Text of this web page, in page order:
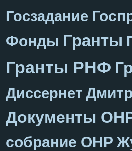
Госзадание
Фонды Гранты
Гранты РНФ
Диссернет
Документы
собрание ОНР